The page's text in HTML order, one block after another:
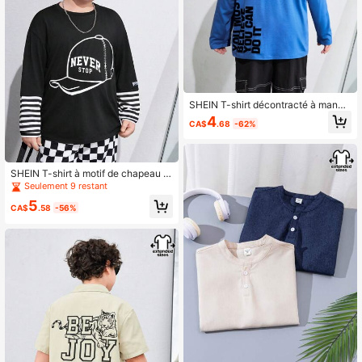
SHEIN T-shirt à motif de chapeau 2
en 1 avec manches rayées pour pré
-adolescents de grande taille, auto
mne
Seulement 9 restant
CA$5.58 -56%
SHEIN T-shirt décontracté à manch
es longues pour garçons pré-ados d
e taille étendue avec impression de
CA$4.68 -62%